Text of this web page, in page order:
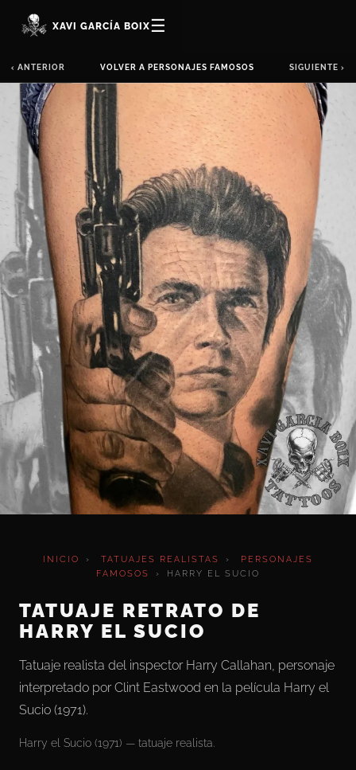
XAVI GARCÍA BOIX☰
‹ ANTERIOR VOLVER A PERSONAJES FAMOSOS SIGUIENTE ›
INICIO › TATUAJES REALISTAS ›
PERSONAJES
FAMOSOS
› HARRY EL SUCIO
TATUAJE RETRATO DE
HARRY EL SUCIO
Tatuaje realista del inspector Harry Callahan, personaje
interpretado por Clint Eastwood en la película Harry el
Sucio (1971).
Harry el Sucio (1971) — tatuaje realista.